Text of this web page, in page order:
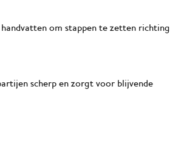
om stappen te zetten richting
scherp en zorgt voor blijvende